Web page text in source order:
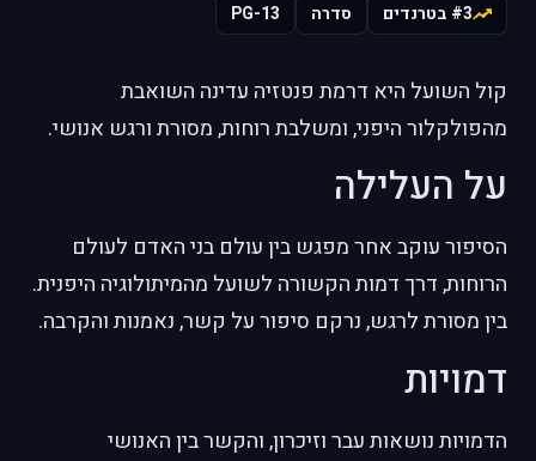
#3 בטרנדים סדרה PG-13
קול השועל היא דרמת פנטזיה עדינה השואבת
מהפולקלור היפני, ומשלבת רוחות, מסורת ורגש אנושי.
על העלילה
הסיפור עוקב אחר מפגש בין עולם בני האדם לעולם
הרוחות, דרך דמות הקשורה לשועל מהמיתולוגיה היפנית.
בין מסורת לרגש, נרקם סיפור על קשר, נאמנות והקרבה.
דמויות
הדמויות נושאות עבר וזיכרון, והקשר בין האנושי